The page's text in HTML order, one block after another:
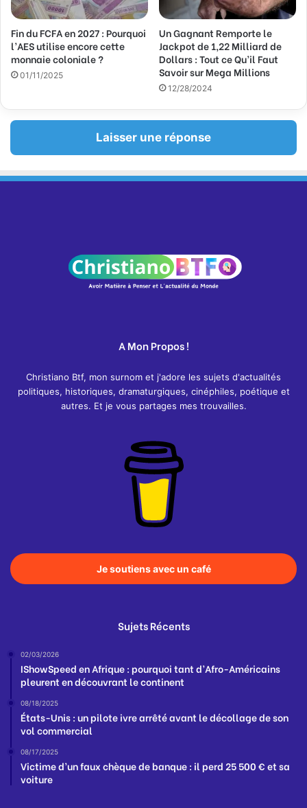
Fin du FCFA en 2027 : Pourquoi
l’AES utilise encore cette
monnaie coloniale ?
01/11/2025
Un Gagnant Remporte le
Jackpot de 1,22 Milliard de
Dollars : Tout ce Qu’il Faut
Savoir sur Mega Millions
12/28/2024
Laisser une réponse
A Mon Propos !
Christiano Btf, mon surnom et j'adore les sujets d'actualités
politiques, historiques, dramaturgiques, cinéphiles, poétique et
autres. Et je vous partages mes trouvailles.
Je soutiens avec un café
Sujets Récents
02/03/2026
IShowSpeed en Afrique : pourquoi tant d’Afro-Américains
pleurent en découvrant le continent
08/18/2025
États-Unis : un pilote ivre arrêté avant le décollage de son
vol commercial
08/17/2025
Victime d’un faux chèque de banque : il perd 25 500 € et sa
voiture